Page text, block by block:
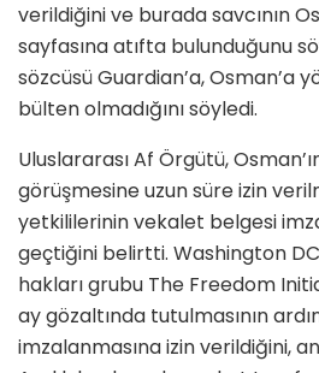
verildiğini ve burada savcının
sayfasına atıfta bulunduğunu
sözcüsü Guardian’a, Osman’a
bülten olmadığını söyledi.
Uluslararası Af Örgütü,
görüşmesine uzun süre izin
yetkililerinin vekalet belgesi
geçtiğini belirtti. Washington
hakları grubu The Freedom
ay gözaltında tutulmasının
imzalanmasına izin verildiğini,